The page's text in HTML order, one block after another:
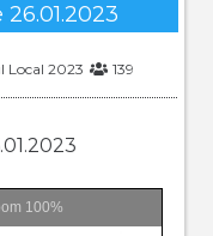
Local 2023 139
100%